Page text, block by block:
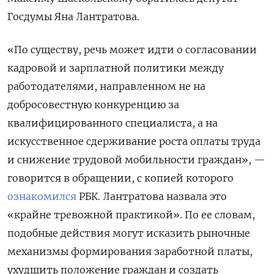
Госдумы Яна Лантратова.
«По существу, речь может идти о согласовании
кадровой и зарплатной политики между
работодателями, направленном не на
добросовестную конкуренцию за
квалифицированного специалиста, а на
искусственное сдерживание роста оплаты труда
и снижение трудовой мобильности граждан», —
говорится в обращении, с копией которого
ознакомился РБК. Лантратова назвала это
«крайне тревожной практикой». По ее словам,
подобные действия могут исказить рыночные
механизмы формирования заработной платы,
ухудшить положение граждан и создать